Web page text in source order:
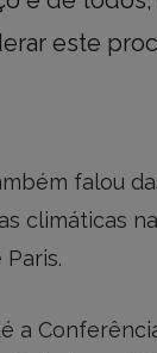
este
falou
climáticas
a